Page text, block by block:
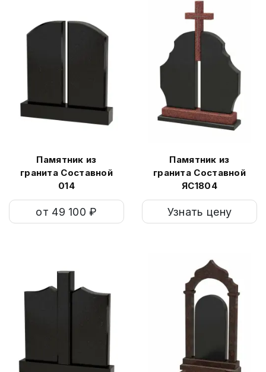
Памятник из
гранита Составной
014
от 49 100 ₽
Памятник из
гранита Составной
ЯС1804
Узнать цену